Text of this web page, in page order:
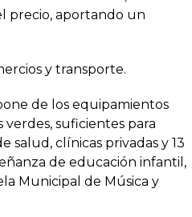
precio, aportando un
y transporte.
de los equipamientos
verdes, suficientes para
salud, clínicas privadas y 13
de educación infantil,
Municipal de Música y